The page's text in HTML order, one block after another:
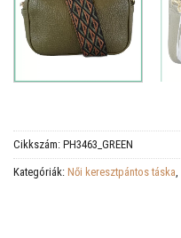
Cikkszám: PH3463_GREEN
Kategóriák: Női keresztpántos táska